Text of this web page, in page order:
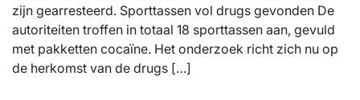
zijn gearresteerd. Sporttassen vol drugs gevonden De
autoriteiten troffen in totaal 18 sporttassen aan, gevuld
met pakketten cocaïne. Het onderzoek richt zich nu op
de herkomst van de drugs […]